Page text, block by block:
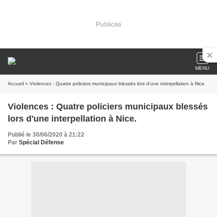
Publicité
MENU
Accueil » Violences : Quatre policiers municipaux blessés lors d'une interpellation à Nice.
Violences : Quatre policiers municipaux blessés
lors d'une interpellation à Nice.
Publié le 30/06/2020 à 21:22
Par Spécial Défense